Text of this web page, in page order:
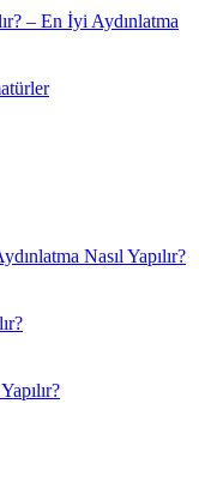
– En İyi Aydınlatma
Nasıl Yapılır?